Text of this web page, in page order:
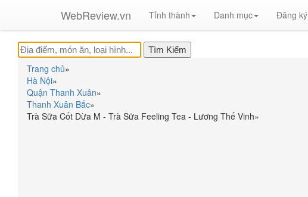
WebReview.vn Tỉnh thành Danh mục Đăng ký
Trang chủ»
Hà Nội»
Quận Thanh Xuân»
Thanh Xuân Bắc»
Trà Sữa Cốt Dừa M - Trà Sữa Feeling Tea - Lương Thế Vinh»